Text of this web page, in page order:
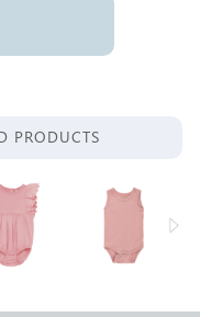
PRODUCTS